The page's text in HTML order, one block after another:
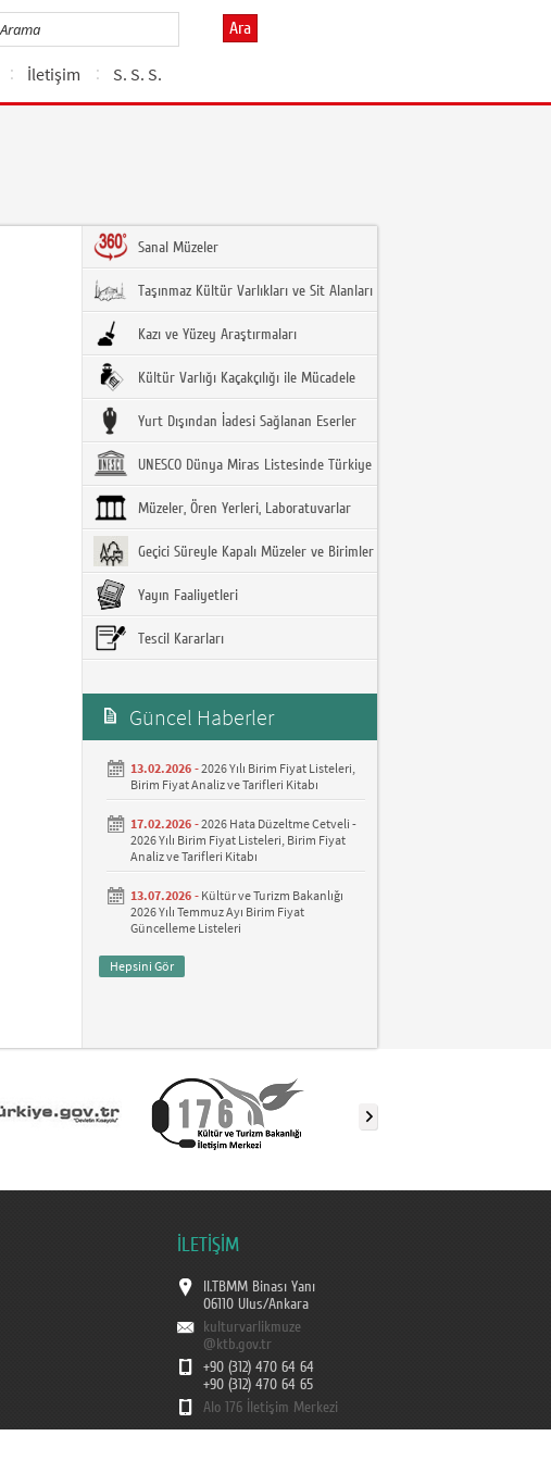
Ara
İletişim S. S. S.
Sanal Müzeler
Taşınmaz Kültür Varlıkları ve Sit Alanları
Kazı ve Yüzey Araştırmaları
Kültür Varlığı Kaçakçılığı ile Mücadele
Yurt Dışından İadesi Sağlanan Eserler
UNESCO Dünya Miras Listesinde Türkiye
Müzeler, Ören Yerleri, Laboratuvarlar
Geçici Süreyle Kapalı Müzeler ve Birimler
Yayın Faaliyetleri
Tescil Kararları
Güncel Haberler
13.02.2026 -2026 Yılı Birim Fiyat Listeleri,
Birim Fiyat Analiz ve Tarifleri Kitabı
17.02.2026 -2026 Hata Düzeltme Cetveli -
2026 Yılı Birim Fiyat Listeleri, Birim Fiyat
Analiz ve Tarifleri Kitabı
13.07.2026 - Kültür ve Turizm Bakanlığı
2026 Yılı Temmuz Ayı Birim Fiyat
Güncelleme Listeleri
Hepsini Gör
İLETİŞİM
II.TBMM Binası Yanı
06110 Ulus/Ankara
kulturvarlikmuze
@ktb.gov.tr
+90 (312) 470 64 64
+90 (312) 470 64 65
Alo 176 İletişim Merkezi